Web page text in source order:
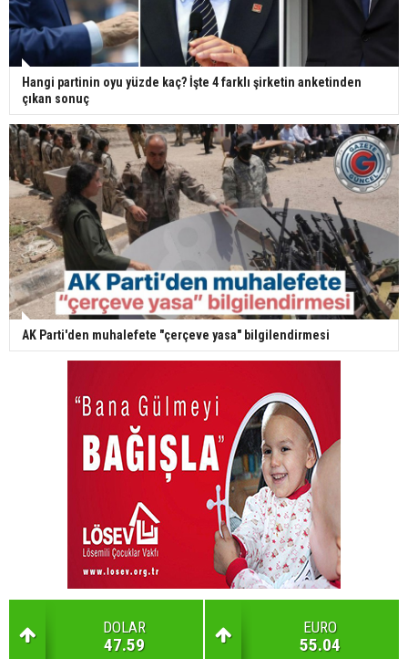
Hangi partinin oyu yüzde kaç? İşte 4 farklı şirketin anketinden
çıkan sonuç
AK Parti'den muhalefete "çerçeve yasa" bilgilendirmesi
DOLAR
47.59
EURO
55.04